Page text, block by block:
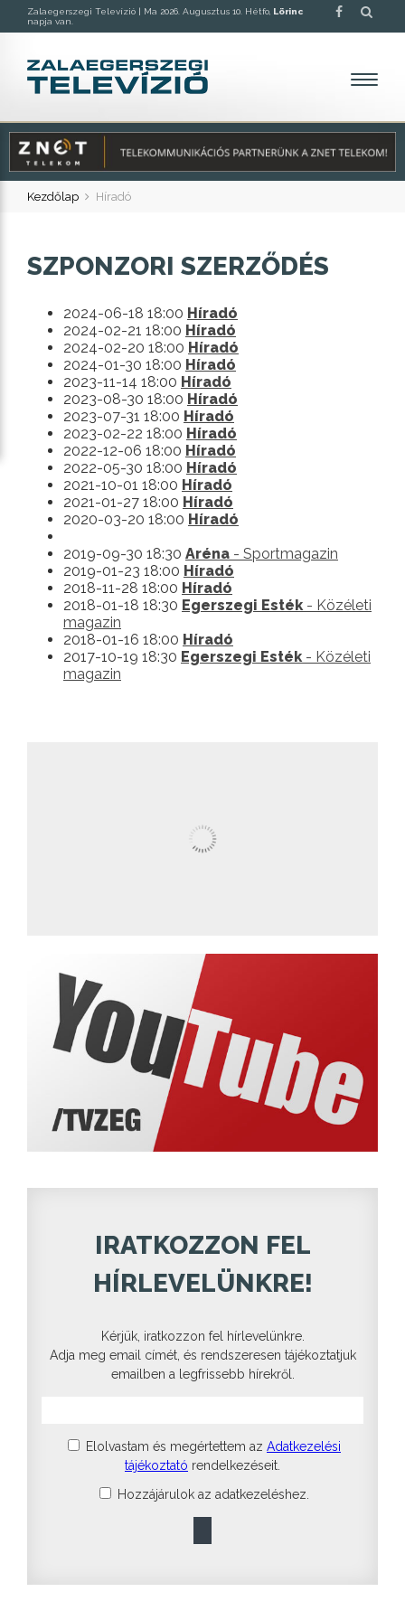
Zalaegerszegi Televízió | Ma 2026. Augusztus 10. Hétfo, Lörinc
napja van.
Kezdőlap Híradó
SZPONZORI SZERZŐDÉS
2024-06-18 18:00 Híradó
2024-02-21 18:00 Híradó
2024-02-20 18:00 Híradó
2024-01-30 18:00 Híradó
2023-11-14 18:00 Híradó
2023-08-30 18:00 Híradó
2023-07-31 18:00 Híradó
2023-02-22 18:00 Híradó
2022-12-06 18:00 Híradó
2022-05-30 18:00 Híradó
2021-10-01 18:00 Híradó
2021-01-27 18:00 Híradó
2020-03-20 18:00 Híradó
2019-09-30 18:30 Aréna - Sportmagazin
2019-01-23 18:00 Híradó
2018-11-28 18:00 Híradó
2018-01-18 18:30 Egerszegi Esték- Közéleti
magazin
2018-01-16 18:00 Híradó
2017-10-19 18:30 Egerszegi Esték- Közéleti
magazin
IRATKOZZON FEL
HÍRLEVELÜNKRE!
Kérjük, iratkozzon fel hírlevelünkre.
Adja meg email címét, és rendszeresen tájékoztatjuk
emailben a legfrissebb hírekről.
Elolvastam és megértettem az Adatkezelési
tájékoztató rendelkezéseit.
Hozzájárulok az adatkezeléshez.